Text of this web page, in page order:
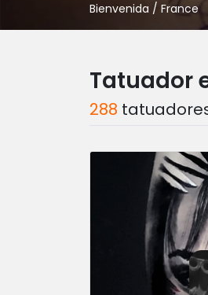
Bienvenida / France
Tatuador
288